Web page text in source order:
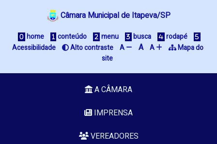
Câmara Municipal de Itapeva/SP
home conteúdo menu busca
rodapé
Acessibilidade
Alto contraste A A A
Mapa do
site
A CÂMARA
IMPRENSA
VEREADORES